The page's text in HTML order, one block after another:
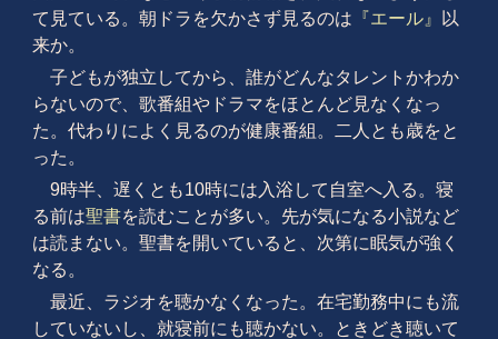
て見ている。朝ドラを欠かさず見るのは 『エール』
以
来か。
子どもが独立してから、誰がどんなタレントかわか
らないので、歌番組やドラマをほとんど見なくなっ
た。代わりによく見るのが健康番組。二人とも歳をと
った。
9時半、遅くとも10時には入浴して自室へ入る。寝
る前は聖書を読むことが多い。先が気になる小説など
は読まない。聖書を開いていると、次第に眠気が強く
なる。
最近、ラジオを聴かなくなった。在宅勤務中にも流
していないし、就寝前にも聴かない。ときどき聴いて